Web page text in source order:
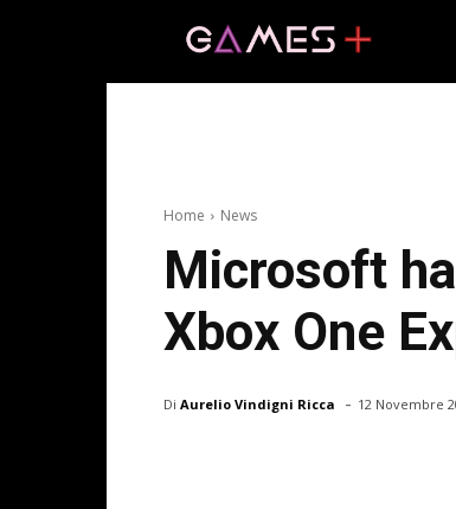
Home News
Microsoft
Xbox One
Di Aurelio Vindigni Ricca - 12 Novembre